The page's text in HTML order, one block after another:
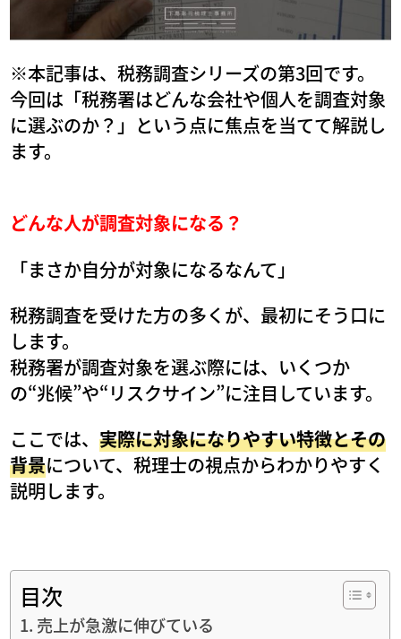
※本記事は、税務調査シリーズの第3回です。
今回は「税務署はどんな会社や個人を調査対象
に選ぶのか？」という点に焦点を当てて解説し
ます。
どんな人が調査対象になる？
「まさか自分が対象になるなんて」
税務調査を受けた方の多くが、最初にそう口に
します。
税務署が調査対象を選ぶ際には、いくつか
の“兆候”や“リスクサイン”に注目しています。
ここでは、実際に対象になりやすい特徴とその
背景について、税理士の視点からわかりやすく
説明します。
目次
1. 売上が急激に伸びている